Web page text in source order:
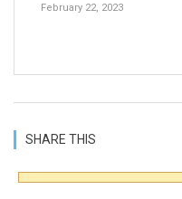
February 22, 2023
SHARE THIS